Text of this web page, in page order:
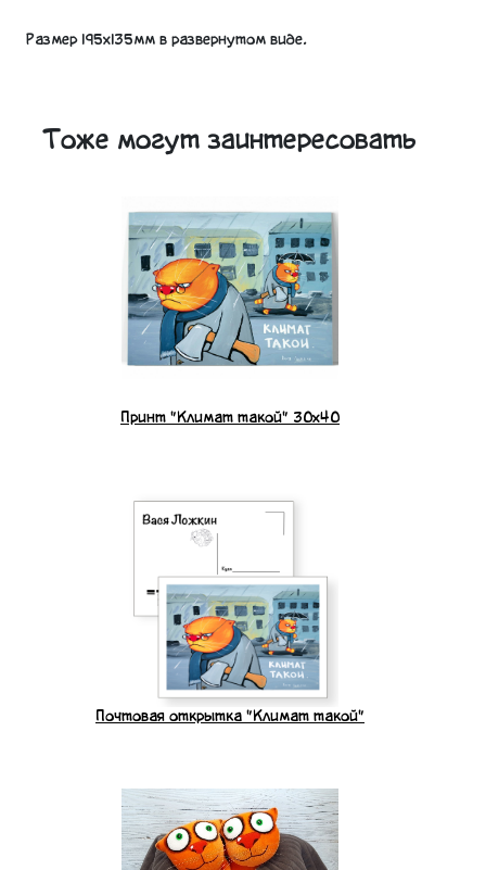
Размер 195х135мм в развернутом виде.
Тоже могут заинтересовать
Принт "Климат такой" 30x40
Почтовая открытка "Климат такой"